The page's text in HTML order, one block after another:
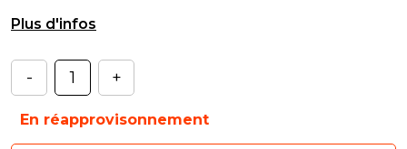
Raccord
- +
En réapprovisonnement